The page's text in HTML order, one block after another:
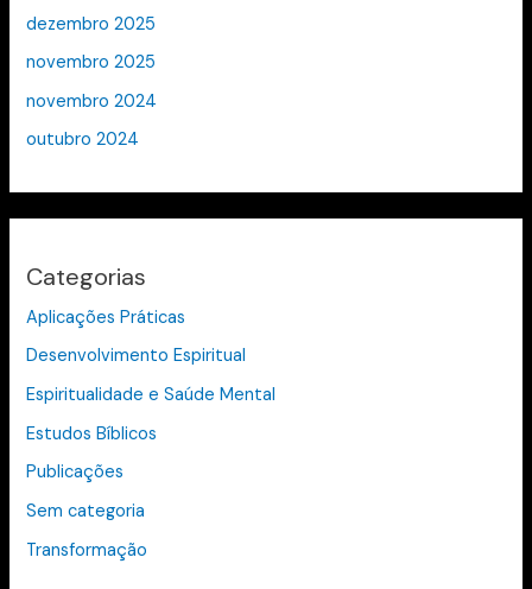
dezembro 2025
novembro 2025
novembro 2024
outubro 2024
Categorias
Aplicações Práticas
Desenvolvimento Espiritual
Espiritualidade e Saúde Mental
Estudos Bíblicos
Publicações
Sem categoria
Transformação